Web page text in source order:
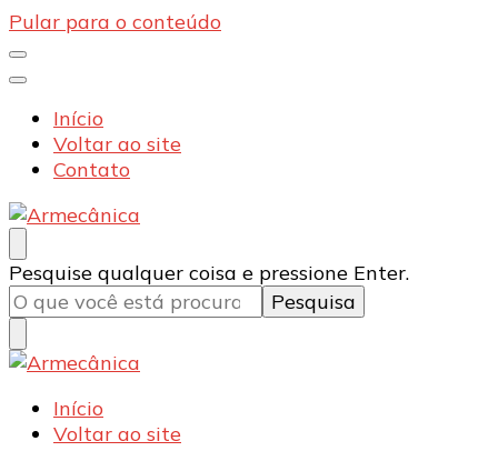
Pular para o conteúdo
Início
Voltar ao site
Contato
Armecânica
Blog
Procurando
algo?
Pesquise qualquer coisa e pressione Enter.
Armecânica
Blog
Início
Voltar ao site